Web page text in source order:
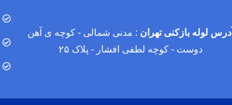
آدرس لوله بازکنی تهران : مدنی شمالی - کوچه ی آهن
دوست - کوچه لطفی افشار - پلاک ۲۵